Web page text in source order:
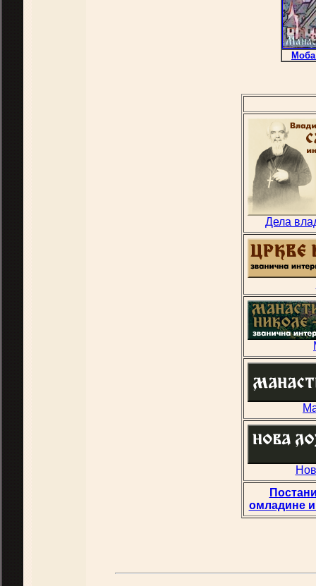
Дела
омлaдине и